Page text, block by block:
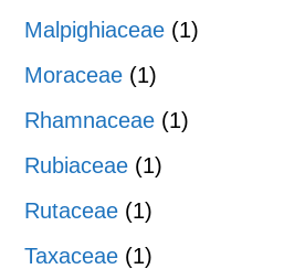
Malpighiaceae (1)
Moraceae (1)
Rhamnaceae (1)
Rubiaceae (1)
Rutaceae (1)
Taxaceae (1)